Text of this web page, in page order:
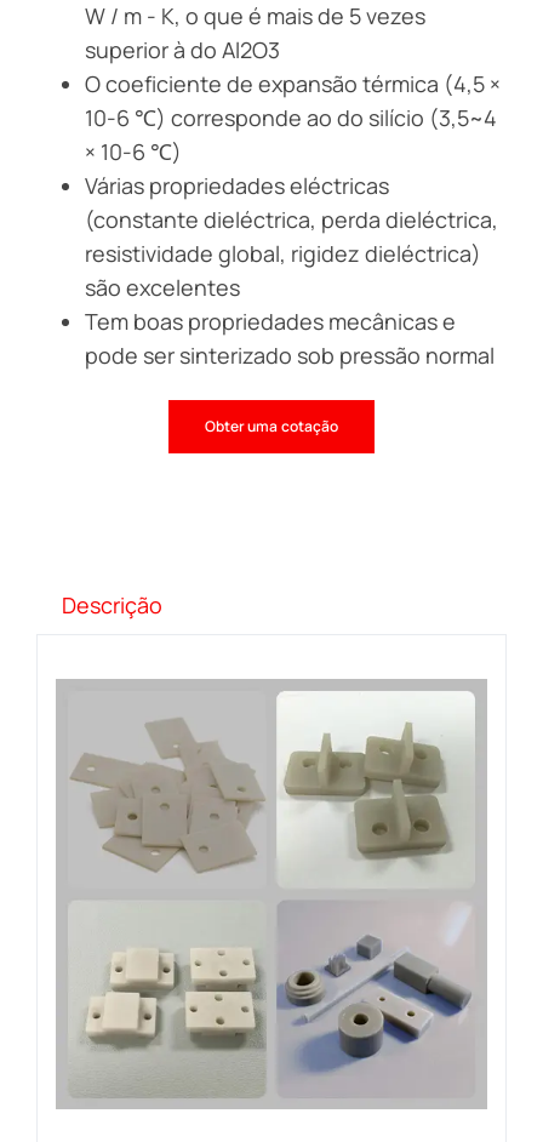
W / m - K, o que é mais de 5 vezes
superior à do Al2O3
O coeficiente de expansão térmica (4,5 ×
10-6 ℃) corresponde ao do silício (3,5~4
× 10-6 ℃)
Várias propriedades eléctricas
(constante dieléctrica, perda dieléctrica,
resistividade global, rigidez dieléctrica)
são excelentes
Tem boas propriedades mecânicas e
pode ser sinterizado sob pressão normal
Obter uma cotação
Descrição